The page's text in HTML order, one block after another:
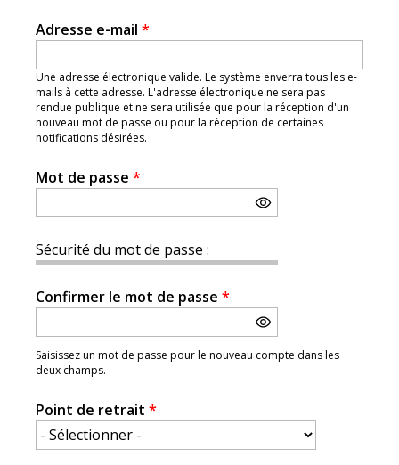
Adresse e-mail *
Une adresse électronique valide. Le système enverra tous les e-
mails à cette adresse. L'adresse électronique ne sera pas
rendue publique et ne sera utilisée que pour la réception d'un
nouveau mot de passe ou pour la réception de certaines
notifications désirées.
Mot de passe *
Sécurité du mot de passe :
Confirmer le mot de passe *
Saisissez un mot de passe pour le nouveau compte dans les
deux champs.
Point de retrait *